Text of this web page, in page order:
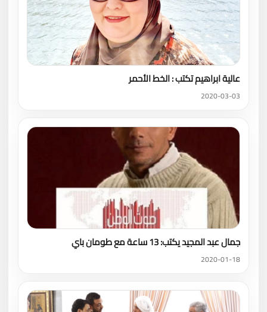
عالية ابراهيم تكتب : الخط الأحمر
2020-03-03
جمال عبد المجيد يكتب: 13 ساعة مع طومان باي
2020-01-18